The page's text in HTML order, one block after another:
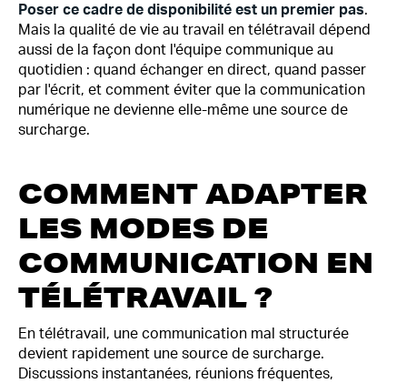
Poser ce cadre de disponibilité est un premier pas.
Mais la qualité de vie au travail en télétravail dépend
aussi de la façon dont l'équipe communique au
quotidien : quand échanger en direct, quand passer
par l'écrit, et comment éviter que la communication
numérique ne devienne elle-même une source de
surcharge.
COMMENT ADAPTER
LES MODES DE
COMMUNICATION EN
TÉLÉTRAVAIL ?
En télétravail, une communication mal structurée
devient rapidement une source de surcharge.
Discussions instantanées, réunions fréquentes,